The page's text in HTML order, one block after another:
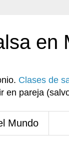
en
Clases de
en pareja
Mundo